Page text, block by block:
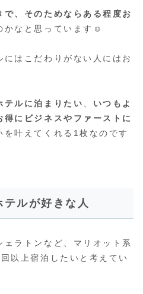
で、そのためならある程度お
かなと思っています☺️
はこだわりがない人にはお
テルに泊まりたい
いつもよ
得にビジネスやファーストに
を叶えてくれる1枚なのです
ルが好きな人
ェラトンなど、マリオット系
以上宿泊したいと考えてい